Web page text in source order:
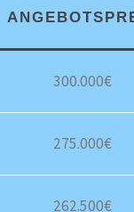
300.000€
275.000€
262.500€